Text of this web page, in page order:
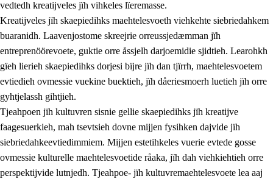
vedtedh kreatijveles jïh vihkeles lïeremasse.
Kreatijveles jïh skaepiedihks maehtelesvoeth viehkehte siebriedahkem
buaranidh. Laavenjostome skreejrie orreussjedæmman jïh
entreprenöörevoete, guktie orre åssjelh darjoemidie sjidtieh. Learohkh
gïeh lierieh skaepiedihks dorjesi bïjre jïh dan tjïrrh, maehtelesvoetem
evtiedieh ovmessie vuekine buektieh, jïh dåeriesmoerh luetieh jïh orre
gyhtjelassh gihtjieh.
Tjeahpoen jïh kultuvren sisnie gellie skaepiedihks jïh kreatijve
faagesuerkieh, mah tsevtsieh dovne mijjen fysihken dajvide jïh
siebriedahkeevtiedimmiem. Mijjen estetihkeles vuerie evtede gosse
ovmessie kulturelle maehtelesvoetide råaka, jïh dah viehkiehtieh orre
perspektijvide lutnjedh. Tjeahpoe- jïh kultuvremaehtelesvoete lea aaj